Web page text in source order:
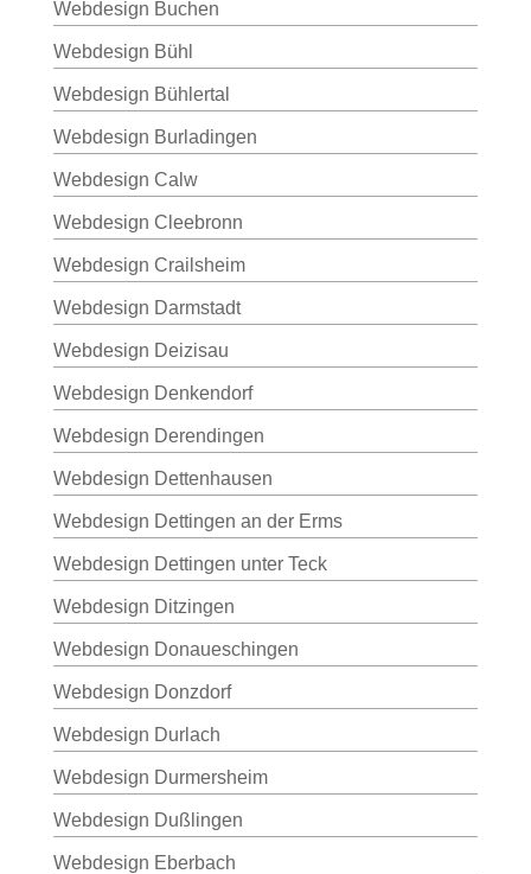
Webdesign Buchen
Webdesign Bühl
Webdesign Bühlertal
Webdesign Burladingen
Webdesign Calw
Webdesign Cleebronn
Webdesign Crailsheim
Webdesign Darmstadt
Webdesign Deizisau
Webdesign Denkendorf
Webdesign Derendingen
Webdesign Dettenhausen
Webdesign Dettingen an der Erms
Webdesign Dettingen unter Teck
Webdesign Ditzingen
Webdesign Donaueschingen
Webdesign Donzdorf
Webdesign Durlach
Webdesign Durmersheim
Webdesign Dußlingen
Webdesign Eberbach